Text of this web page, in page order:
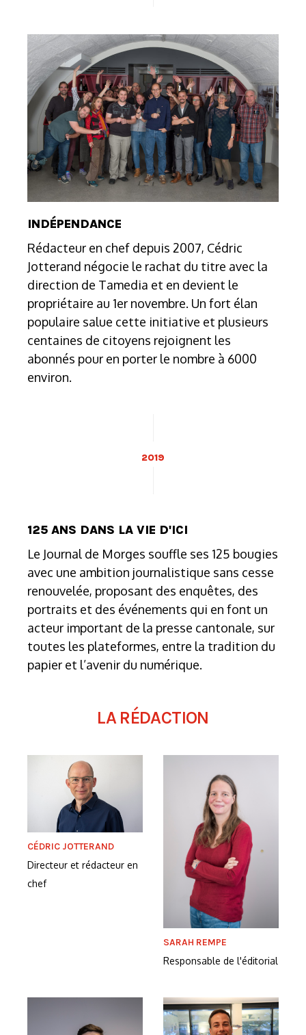
INDÉPENDANCE
Rédacteur en chef depuis 2007, Cédric
Jotterand négocie le rachat du titre avec la
direction de Tamedia et en devient le
propriétaire au 1er novembre. Un fort élan
populaire salue cette initiative et plusieurs
centaines de citoyens rejoignent les
abonnés pour en porter le nombre à 6000
environ.
2019
125 ANS DANS LA VIE D'ICI
Le Journal de Morges souffle ses 125 bougies
avec une ambition journalistique sans cesse
renouvelée, proposant des enquêtes, des
portraits et des événements qui en font un
acteur important de la presse cantonale, sur
toutes les plateformes, entre la tradition du
papier et l’avenir du numérique.
LA RÉDACTION
CÉDRIC JOTTERAND
Directeur et rédacteur en
chef
SARAH REMPE
Responsable de l'éditorial